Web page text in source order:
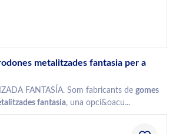
metalitzades fantasia per a
FANTASÍA. Som fabricants de gomes
fantasia, una opci&oacu...